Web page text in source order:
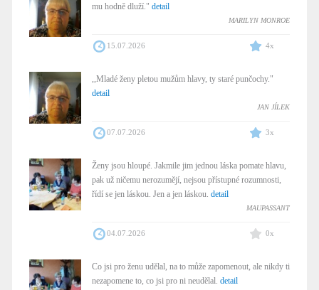
mu hodně dluží." detail
MARILYN MONROE
15.07.2026 4x
,,Mladé ženy pletou mužům hlavy, ty staré punčochy."
detail
JAN JÍLEK
07.07.2026 3x
Ženy jsou hloupé. Jakmile jim jednou láska pomate hlavu,
pak už ničemu nerozumějí, nejsou přístupné rozumnosti,
řídí se jen láskou. Jen a jen láskou. detail
MAUPASSANT
04.07.2026 0x
Co jsi pro ženu udělal, na to může zapomenout, ale nikdy ti
nezapomene to, co jsi pro ni neudělal. detail